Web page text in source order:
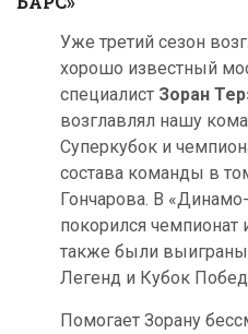
Уже третий сезон
хорошо известный
специалист Зоран
возглавлял нашу
Суперкубок и
состава команды в
Гончарова. В
покорился чемпионат
также были
Легенд и Кубок
Помогает Зорану